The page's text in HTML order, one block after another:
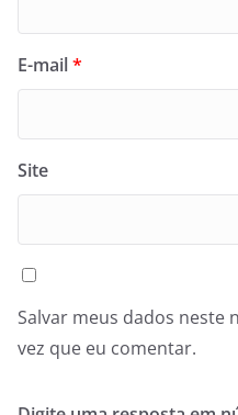
E-mail*
Site
Salvar meus dados neste
vez que eu comentar.